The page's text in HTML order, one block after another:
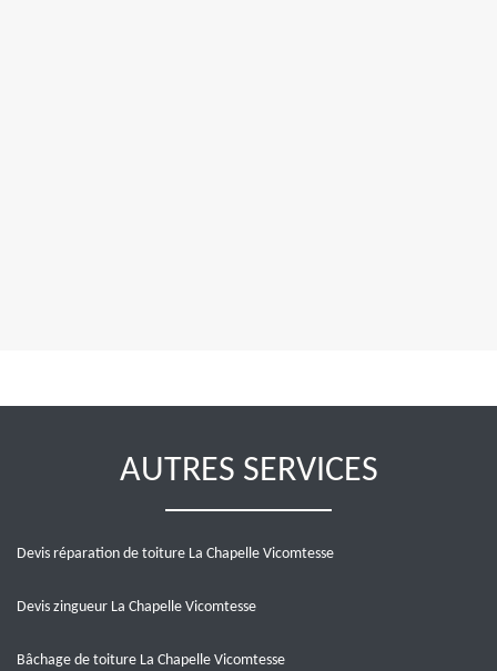
AUTRES SERVICES
Devis réparation de toiture La Chapelle Vicomtesse
Devis zingueur La Chapelle Vicomtesse
Bâchage de toiture La Chapelle Vicomtesse